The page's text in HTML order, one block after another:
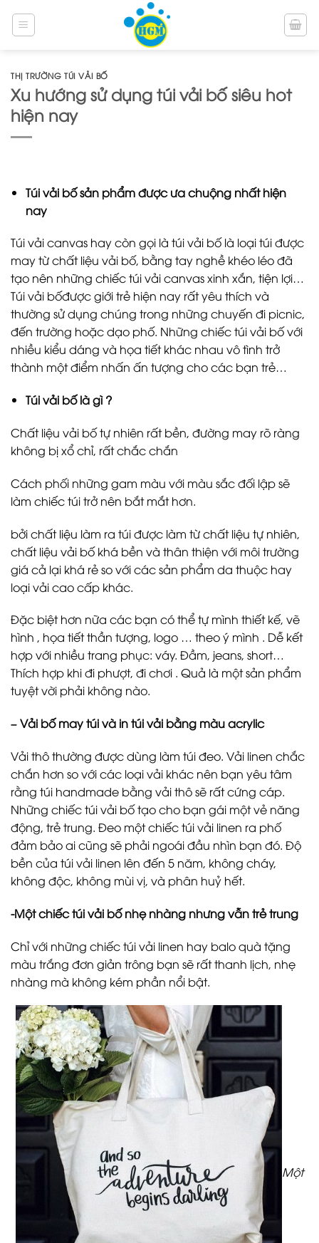
qua
THỊ TRƯỜNG TÚI VẢI BỐ
Xu hướng sử dụng túi vải bố siêu hot
hiện nay
Túi vải bố sản phẩm được ưa chuộng nhất hiện
nay
Túi vải canvas hay còn gọi là túi vải bố là loại túi được
may từ chất liệu vải bố, bằng tay nghề khéo léo đã
tạo nên những chiếc túi vải canvas xinh xắn, tiện lợi…
Túi vải bốđược giới trẻ hiện nay rất yêu thích và
thường sử dụng chúng trong những chuyến đi picnic,
đến trường hoặc dạo phố. Những chiếc túi vải bố với
nhiều kiểu dáng và họa tiết khác nhau vô tình trở
thành một điểm nhấn ấn tượng cho các bạn trẻ…
Túi vải bố là gì ?
Chất liệu vải bố tự nhiên rất bền, đường may rõ ràng
không bị xổ chỉ, rất chắc chắn
Cách phối những gam màu với màu sắc đối lập sẽ
làm chiếc túi trở nên bắt mắt hơn.
bởi chất liệu làm ra túi được làm từ chất liệu tự nhiên,
chất liệu vải bố khá bền và thân thiện với môi trường
giá cả lại khá rẻ so với các sản phẩm da thuộc hay
loại vải cao cấp khác.
Đặc biệt hơn nữa các bạn có thể tự mình thiết kế, vẽ
hình , họa tiết thần tượng, logo … theo ý mình . Dễ kết
hợp với nhiều trang phục: váy. Đầm, jeans, short…
Thích hợp khi đi phượt, đi chơi . Quả là một sản phẩm
tuyệt vời phải không nào.
– Vải bố may túi và in túi vải bằng màu acrylic
Vải thô thường được dùng làm túi đeo. Vải linen chắc
chắn hơn so với các loại vải khác nên bạn yêu tâm
rằng túi handmade bằng vải thô sẽ rất cứng cáp.
Những chiếc túi vải bố tạo cho bạn gái một vẻ năng
động, trẻ trung. Đeo một chiếc túi vải linen ra phố
đảm bảo ai cũng sẽ phải ngoái đầu nhìn bạn đó. Độ
bền của túi vải linen lên đến 5 năm, không cháy,
không độc, không mùi vị, và phân huỷ hết.
-Một chiếc túi vải bố nhẹ nhàng nhưng vẫn trẻ trung
Chỉ với những chiếc túi vải linen hay balo quà tặng
màu trắng đơn giản trông bạn sẽ rất thanh lịch, nhẹ
nhàng mà không kém phần nổi bật.
Một